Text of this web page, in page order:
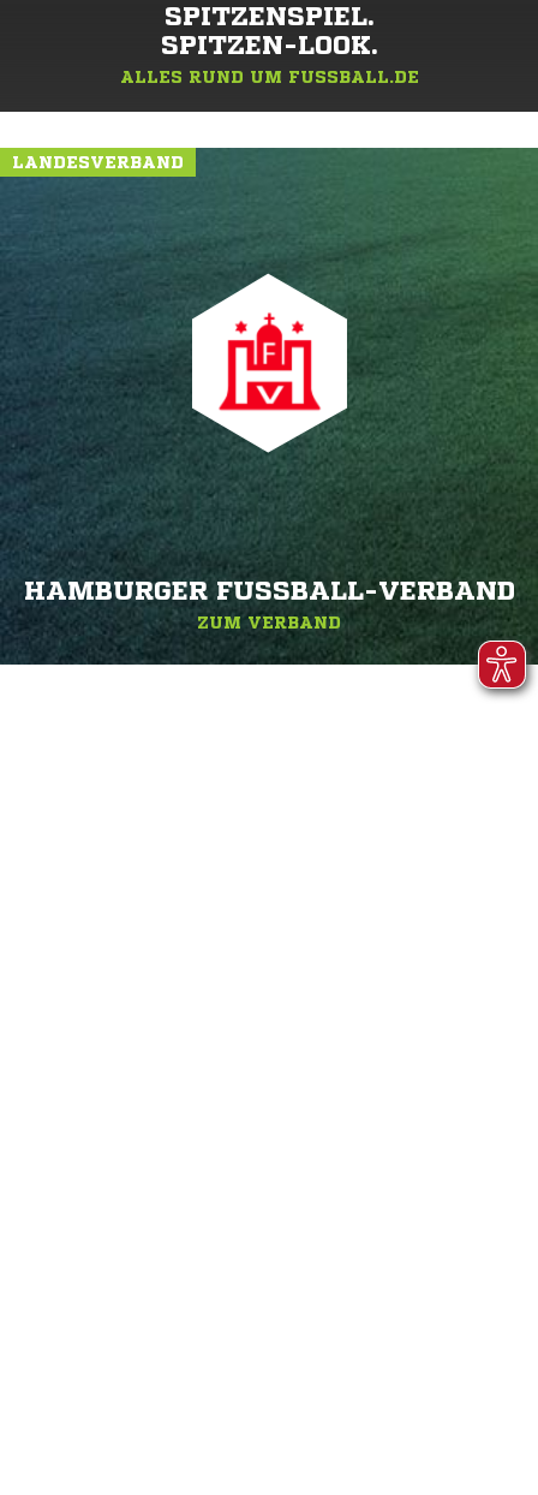
SPITZENSPIEL.
SPITZEN-LOOK.
ALLES RUND UM FUSSBALL.DE
LANDESVERBAND
HAMBURGER FUSSBALL-VERBAND
ZUM VERBAND